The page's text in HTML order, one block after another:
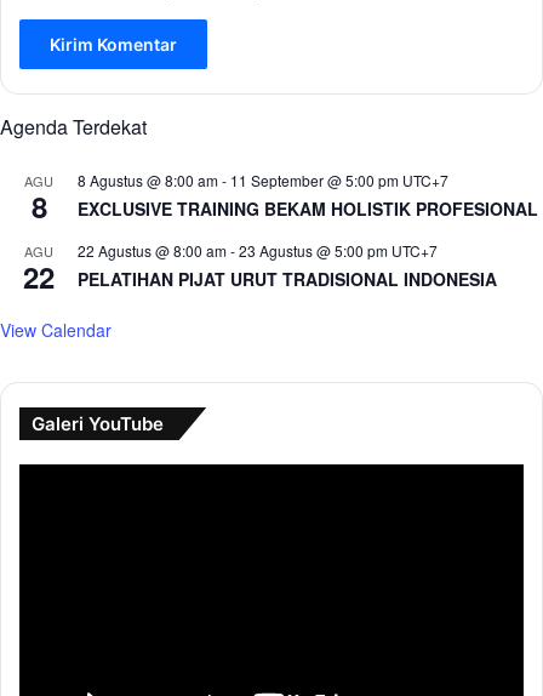
Agenda Terdekat
AGU
8
8 Agustus @ 8:00 am- 11 September @ 5:00 pm UTC+7
EXCLUSIVE TRAINING BEKAM HOLISTIK PROFESIONAL
AGU
22
22 Agustus @ 8:00 am-23 Agustus @ 5:00 pm UTC+7
PELATIHAN PIJAT URUT TRADISIONAL INDONESIA
View Calendar
Galeri YouTube